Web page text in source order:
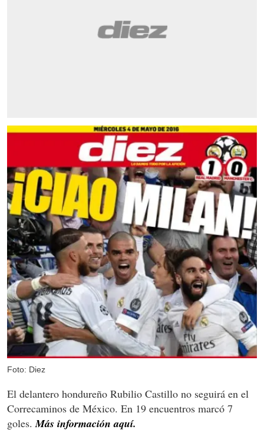
Foto: Diez
El delantero hondureño Rubilio Castillo no seguirá en el
Correcaminos de México. En 19 encuentros marcó 7
goles.Más información aquí.